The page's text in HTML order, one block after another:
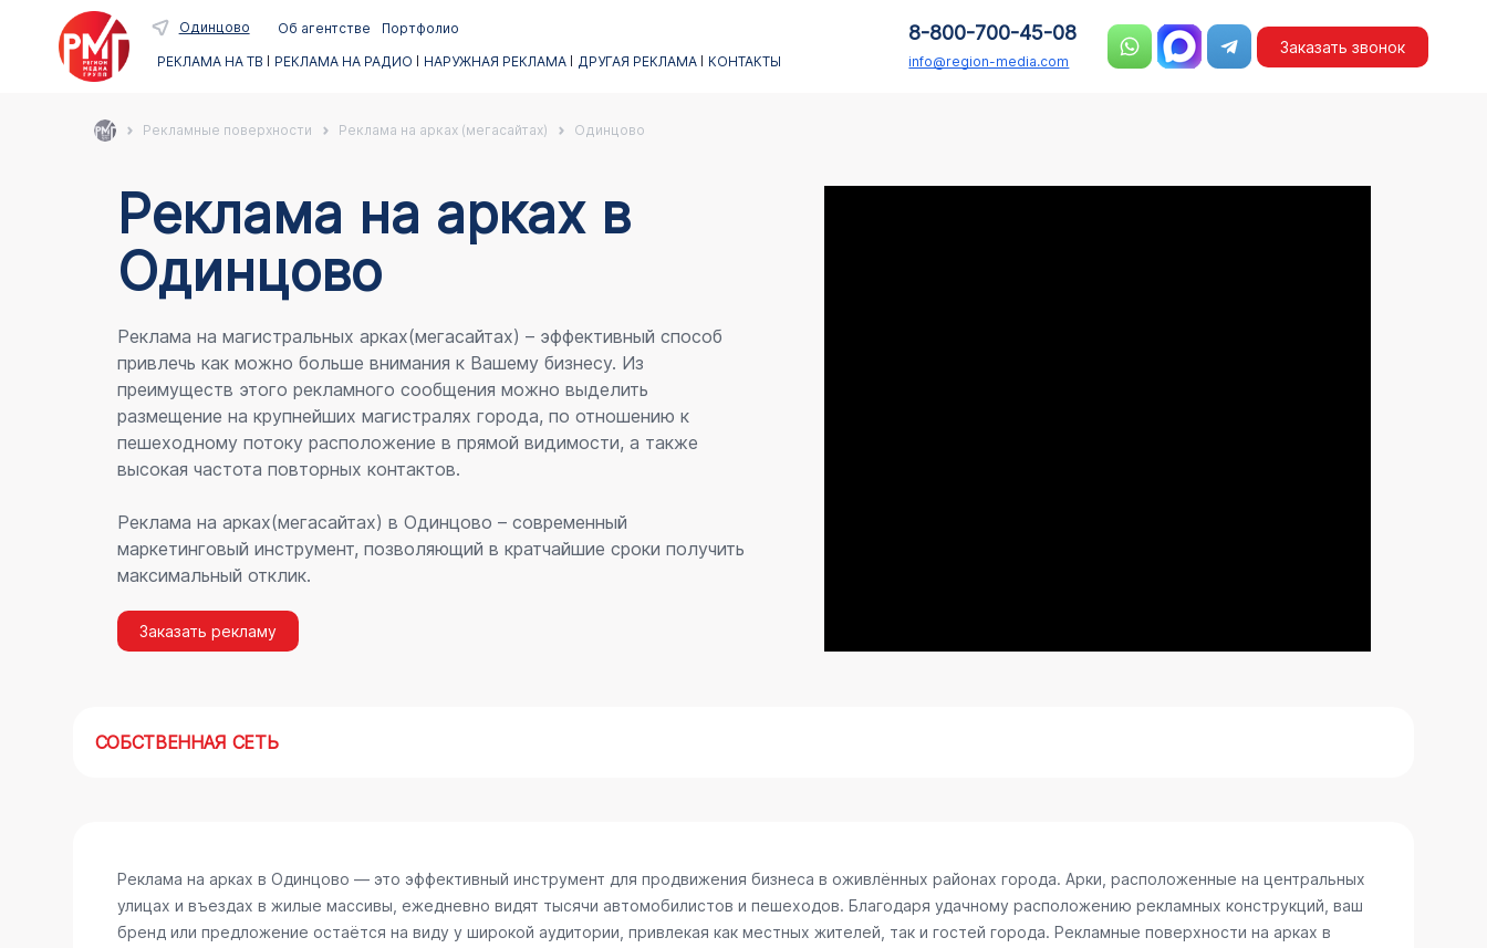
Одинцово Об агентстве
Портфолио
РЕКЛАМА НА ТВ
РЕКЛАМА НА РАДИО НАРУЖНАЯ РЕКЛАМА ДРУГАЯ РЕКЛАМА КОНТАКТЫ
8-800-700-45-08
info@region-media.com
Заказать звонок
Рекламные поверхности Реклама на арках (мегасайтах) Одинцово
Реклама на аркаx в
Одинцово
Реклама на магистральных арках(мегасайтах) – эффективный способ
привлечь как можно больше внимания к Вашему бизнесу. Из
преимуществ этого рекламного сообщения можно выделить
размещение на крупнейших магистралях города, по отношению к
пешеходному потоку расположение в прямой видимости, а также
высокая частота повторных контактов.
Реклама на арках(мегасайтах) в Одинцово – современный
маркетинговый инструмент, позволяющий в кратчайшие сроки получить
максимальный отклик.
Заказать рекламу
СОБСТВЕННАЯ СЕТЬ
Реклама на арках в Одинцово — это эффективный инструмент для продвижения бизнеса в оживлённых районах города. Арки, расположенные на центральных
улицах и въездах в жилые массивы, ежедневно видят тысячи автомобилистов и пешеходов. Благодаря удачному расположению рекламных конструкций, ваш
бренд или предложение остаётся на виду у широкой аудитории, привлекая как местных жителей, так и гостей города. Рекламные поверхности на арках в